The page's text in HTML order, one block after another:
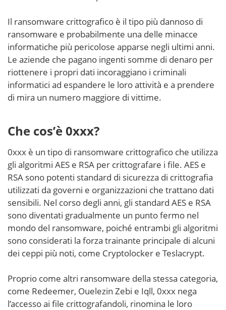
Il ransomware crittografico è il tipo più dannoso di
ransomware e probabilmente una delle minacce
informatiche più pericolose apparse negli ultimi anni.
Le aziende che pagano ingenti somme di denaro per
riottenere i propri dati incoraggiano i criminali
informatici ad espandere le loro attività e a prendere
di mira un numero maggiore di vittime.
Che cos’è 0xxx?
0xxx è un tipo di ransomware crittografico che utilizza
gli algoritmi AES e RSA per crittografare i file. AES e
RSA sono potenti standard di sicurezza di crittografia
utilizzati da governi e organizzazioni che trattano dati
sensibili. Nel corso degli anni, gli standard AES e RSA
sono diventati gradualmente un punto fermo nel
mondo del ransomware, poiché entrambi gli algoritmi
sono considerati la forza trainante principale di alcuni
dei ceppi più noti, come Cryptolocker e Teslacrypt.
Proprio come altri ransomware della stessa categoria,
come Redeemer, Ouelezin Zebi e Iqll, 0xxx nega
l’accesso ai file crittografandoli, rinomina le loro